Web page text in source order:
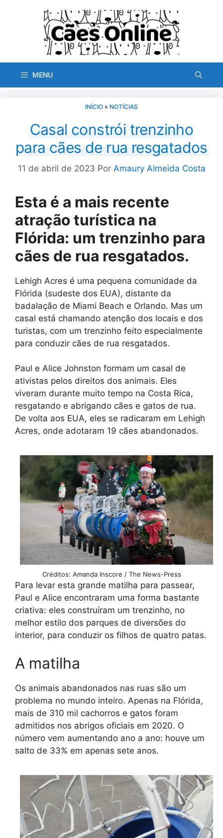
MENU
INÍCIO » NOTÍCIAS
Casal constrói trenzinho
para cães de rua resgatados
11 de abril de 2023 Por Amaury Almeida Costa
Esta é a mais recente
atração turística na
Flórida: um trenzinho para
cães de rua resgatados.
Lehigh Acres é uma pequena comunidade da
Flórida (sudeste dos EUA), distante da
badalação de Miami Beach e Orlando. Mas um
casal está chamando atenção dos locais e dos
turistas, com um trenzinho feito especialmente
para conduzir cães de rua resgatados.
Paul e Alice Johnston formam um casal de
ativistas pelos direitos dos animais. Eles
viveram durante muito tempo na Costa Rica,
resgatando e abrigando cães e gatos de rua.
De volta aos EUA, eles se radicaram em Lehigh
Acres, onde adotaram 19 cães abandonados.
Créditos: Amanda Inscore / The News-Press
Para levar esta grande matilha para passear,
Paul e Alice encontraram uma forma bastante
criativa: eles construíram um trenzinho, no
melhor estilo dos parques de diversões do
interior, para conduzir os filhos de quatro patas.
A matilha
Os animais abandonados nas ruas são um
problema no mundo inteiro. Apenas na Flórida,
mais de 310 mil cachorros e gatos foram
admitidos nos abrigos oficiais em 2020. O
número vem aumentando ano a ano: houve um
salto de 33% em apenas sete anos.